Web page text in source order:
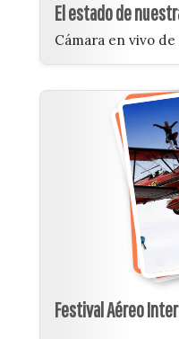
El estado de
Cámara en vivo
Festival Aéreo